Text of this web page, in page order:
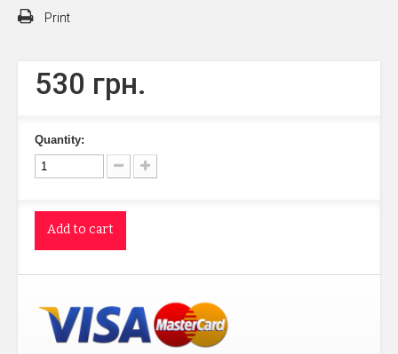
Print
530 грн.
Quantity:
Add to cart